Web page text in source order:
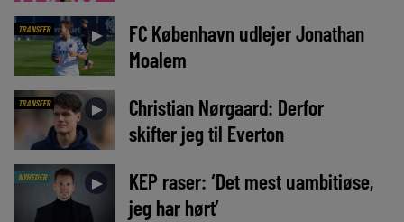
TRANSFER ►
FC København udlejer Jonathan
Moalem
TRANSFER ►
Christian Nørgaard: Derfor
skifter jeg til Everton
NYHEDER ►
KEP raser: ‘Det mest uambitiøse,
jeg har hørt’